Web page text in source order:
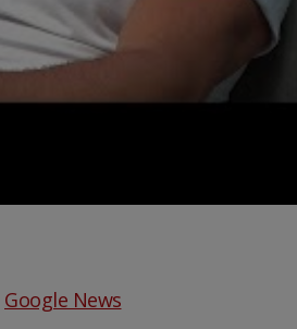
Google News